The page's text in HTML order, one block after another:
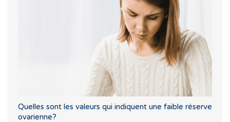
Quelles sont les valeurs qui indiquent une faible réserve
ovarienne?